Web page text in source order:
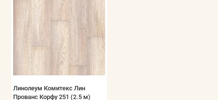
Линолеум Комитекс Лин
Прованс Корфу 251 (2.5 м)